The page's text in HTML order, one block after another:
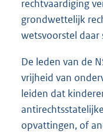
rechtvaardiging
grondwettelijk
wetsvoorstel daar
De leden van de
vrijheid van
leiden dat
opvattingen, of